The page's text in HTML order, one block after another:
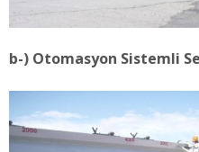
b-) Otomasyon Sistemli